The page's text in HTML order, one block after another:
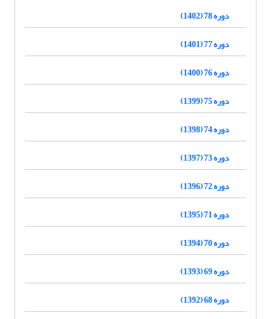
دوره 78 (1402)
دوره 77 (1401)
دوره 76 (1400)
دوره 75 (1399)
دوره 74 (1398)
دوره 73 (1397)
دوره 72 (1396)
دوره 71 (1395)
دوره 70 (1394)
دوره 69 (1393)
دوره 68 (1392)